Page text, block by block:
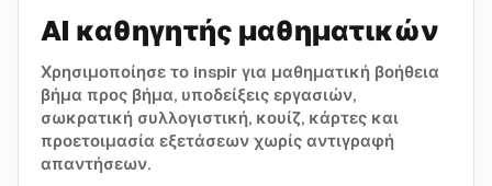
AI καθηγητής μαθηματικών
Χρησιμοποίησε το inspir για μαθηματική βοήθεια
βήμα προς βήμα, υποδείξεις εργασιών,
σωκρατική συλλογιστική, κουίζ, κάρτες και
προετοιμασία εξετάσεων χωρίς αντιγραφή
απαντήσεων.